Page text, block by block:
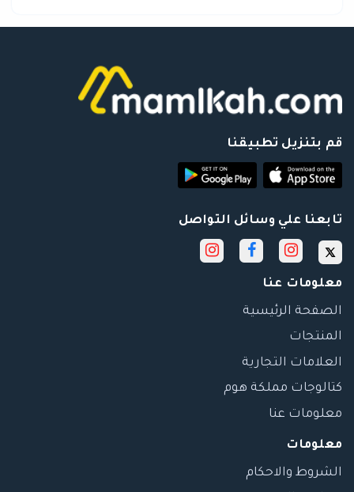
قم بتنزيل تطبيقنا
تابعنا علي وسائل التواصل
معلومات عنا
الصفحة الرئيسية
المنتجات
العلامات التجارية
كتالوجات مملكة هوم
معلومات عنا
معلومات
الشروط والاحكام